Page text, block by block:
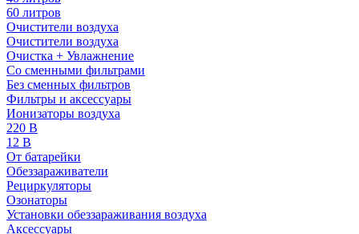
60 литров
Очистители воздуха
Очистители воздуха
Очистка + Увлажнение
Cо сменными фильтрами
Без сменных фильтров
Фильтры и аксессуары
Ионизаторы воздуха
220 В
12 В
От батарейки
Обеззараживатели
Рециркуляторы
Озонаторы
Установки обеззараживания воздуха
Аксессуары